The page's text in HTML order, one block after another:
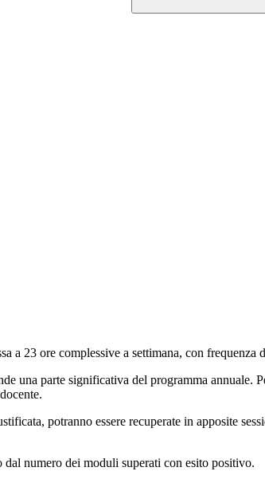
a 23 ore complessive a settimana, con frequenza
una parte significativa del programma annuale.
potranno essere recuperate in apposite
dal numero dei moduli superati con esito positivo.